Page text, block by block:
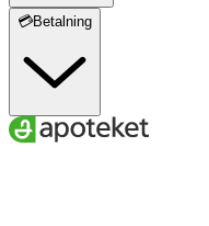
💳Betalning